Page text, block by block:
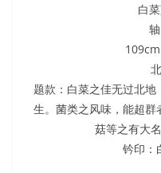
白
题款：白菜之佳无过北
生。菌类之风味，能超
菇等之有大
钤印：